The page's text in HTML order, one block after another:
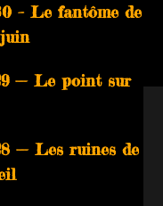
– Le fantôme de
— Le point sur
— Les ruines de